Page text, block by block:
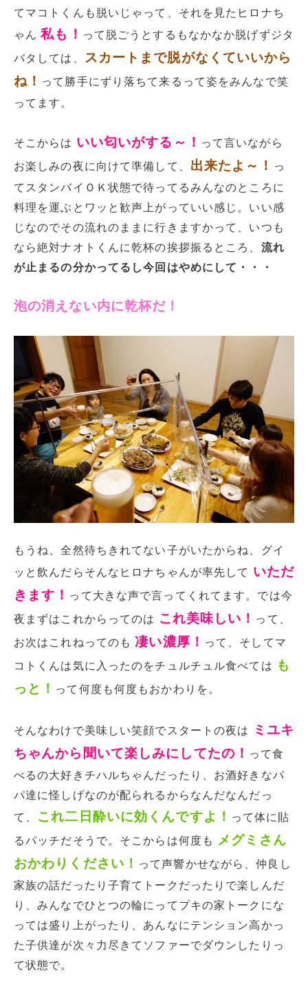
てマコトくんも脱いじゃって、それを見たヒロナち
ゃん私も！ って脱ごうとするもなかなか脱げずジタ
バタしては、
スカートまで脱がなくていいから
ね！ って勝手にずり落ちて来るって姿をみんなで笑
ってます。
そこからは いい匂いがする～！ って言いながら
お楽しみの夜に向けて準備して、 出来たよ～！
っ
てスタンバイＯＫ状態で待ってるみんなのところに
料理を運ぶとワッと歓声上がっていい感じ。いい感
じなのでその流れのままに行きますかって、いつも
なら絶対ナオトくんに乾杯の挨拶振るところ、 流れ
が止まるの分かってるし今回はやめにして・・・
泡の消えない内に乾杯だ！
もうね、全然待ちきれてない子がいたからね、グイ
ッと飲んだらそんなヒロナちゃんが率先して いただ
きます！ って大きな声で言ってくれてます。では今
夜まずはこれからってのは これ美味しい！ って、
お次はこれねってのも 凄い濃厚！ って、そしてマ
コトくんは気に入ったのをチュルチュル食べては も
っと！ って何度も何度もおかわりを。
そんなわけで美味しい笑顔でスタートの夜は
ミユキ
ちゃんから聞いて楽しみにしてたの！ って食
べるの大好きチハルちゃんだったり、お酒好きなパ
パ達に怪しげなのが配られるからなんだなんだっ
て、
これ二日酔いに効くんですよ！ って体に貼
るパッチだそうで。そこからは何度も
メグミさん
おかわりください！ って声響かせながら、仲良し
家族の話だったり子育てトークだったりで楽しんだ
り、みんなでひとつの輪にってプキの家トークにな
っては盛り上がったり、あんなにテンション高かっ
た子供達が次々力尽きてソファーでダウンしたりっ
て状態で。